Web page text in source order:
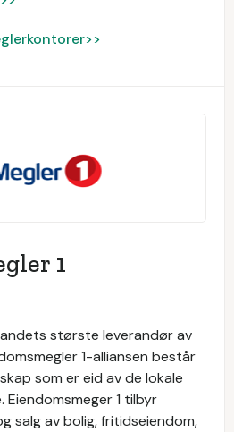
1
største leverandør av
1-alliansen består
som er eid av de lokale
Eiendomsmeger 1 tilbyr
salg av bolig, fritidseiendom,